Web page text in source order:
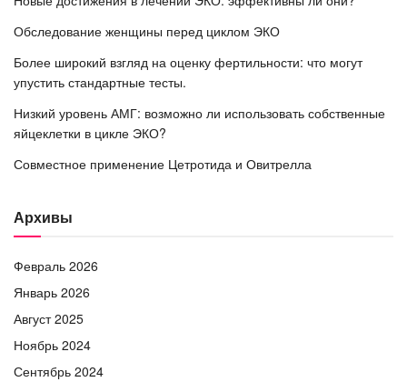
Обследование женщины перед циклом ЭКО
Более широкий взгляд на оценку фертильности: что могут
упустить стандартные тесты.
Низкий уровень АМГ: возможно ли использовать собственные
яйцеклетки в цикле ЭКО?
Совместное применение Цетротида и Овитрелла
Архивы
Февраль 2026
Январь 2026
Август 2025
Ноябрь 2024
Сентябрь 2024